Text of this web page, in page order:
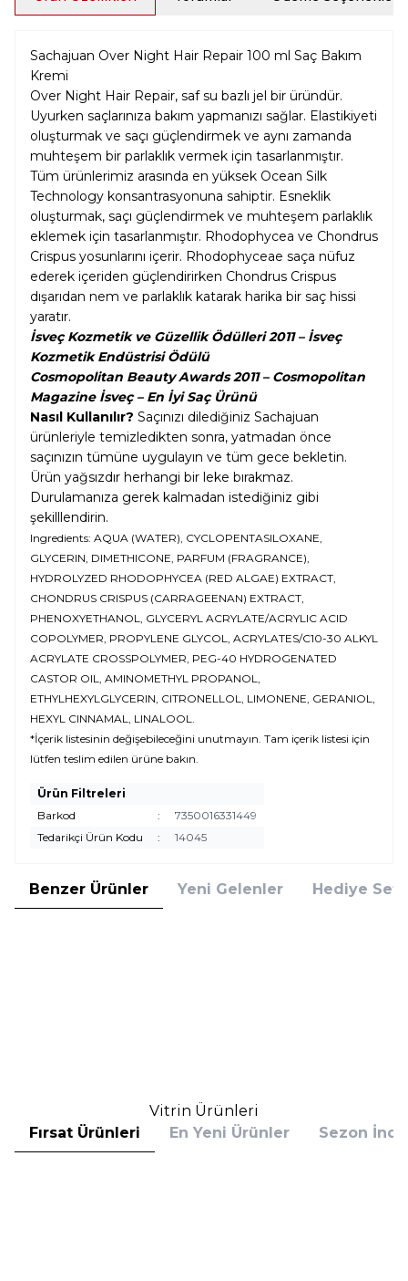
Sachajuan Over Night Hair Repair 100 ml Saç Bakım
Kremi
Over Night Hair Repair, saf su bazlı jel bir üründür.
Uyurken saçlarınıza bakım yapmanızı sağlar. Elastikiyeti
oluşturmak ve saçı güçlendirmek ve aynı zamanda
muhteşem bir parlaklık vermek için tasarlanmıştır.
Tüm ürünlerimiz arasında en yüksek Ocean Silk
Technology konsantrasyonuna sahiptir. Esneklik
oluşturmak, saçı güçlendirmek ve muhteşem parlaklık
eklemek için tasarlanmıştır. Rhodophycea ve Chondrus
Crispus yosunlarını içerir. Rhodophyceae saça nüfuz
ederek içeriden güçlendirirken Chondrus Crispus
dışarıdan nem ve parlaklık katarak harika bir saç hissi
yaratır.
İsveç Kozmetik ve Güzellik Ödülleri 2011 – İsveç
Kozmetik Endüstrisi Ödülü
Cosmopolitan Beauty Awards 2011 – Cosmopolitan
Magazine İsveç – En İyi Saç Ürünü
Nasıl Kullanılır? Saçınızı dilediğiniz Sachajuan
ürünleriyle temizledikten sonra, yatmadan önce
saçınızın tümüne uygulayın ve tüm gece bekletin.
Ürün yağsızdır herhangi bir leke bırakmaz.
Durulamanıza gerek kalmadan istediğiniz gibi
şekilllendirin.
Ingredients: AQUA (WATER), CYCLOPENTASILOXANE,
GLYCERIN, DIMETHICONE, PARFUM (FRAGRANCE),
HYDROLYZED RHODOPHYCEA (RED ALGAE) EXTRACT,
CHONDRUS CRISPUS (CARRAGEENAN) EXTRACT,
PHENOXYETHANOL, GLYCERYL ACRYLATE/ACRYLIC ACID
COPOLYMER, PROPYLENE GLYCOL, ACRYLATES/C10-30 ALKYL
ACRYLATE CROSSPOLYMER, PEG-40 HYDROGENATED
CASTOR OIL, AMINOMETHYL PROPANOL,
ETHYLHEXYLGLYCERIN, CITRONELLOL, LIMONENE, GERANIOL,
HEXYL CINNAMAL, LINALOOL.
*İçerik listesinin değişebileceğini unutmayın. Tam içerik listesi için
lütfen teslim edilen ürüne bakın.
Ürün Filtreleri
Barkod
:
7350016331449
Tedarikçi Ürün Kodu
: 14045
Benzer Ürünler Yeni Gelenler Hediye
Vitrin Ürünleri
Fırsat Ürünleri
En Yeni Ürünler Sezon